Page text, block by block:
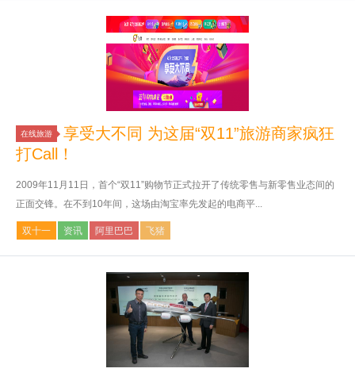
在线旅游
享受大不同 为这届“双11”旅游商家疯狂
打Call！
2009年11月11日，首个“双11”购物节正式拉开了传统零售与新零售业态间的
正面交锋。在不到10年间，这场由淘宝率先发起的电商平...
双十一 资讯 阿里巴巴 飞猪